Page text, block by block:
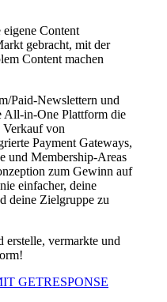
Content
gebracht, mit der
Content machen
Paid-Newslettern und
All-in-One Plattform die
Verkauf von
Payment Gateways,
und Membership-Areas
zum Gewinn auf
einfacher, deine
deine Zielgruppe zu
erstelle, vermarkte und
GETRESPONSE